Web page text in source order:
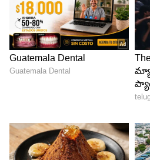
ఆ లేడీ జర్నలిస్ట్
ఉదయ్‌ కిరణ్‌. చాలా
సినిమాలపై కూడా ప్రభావం
అయితే అప్పటికే వరుస